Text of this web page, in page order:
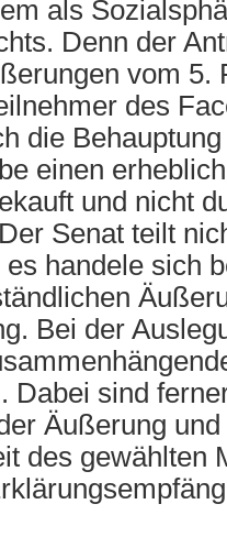
als
Denn der
vom 5.
des
die
einen
und nicht
Senat teilt
handele sich
Bei der
Dabei sind
Äußerung und
des gewählten